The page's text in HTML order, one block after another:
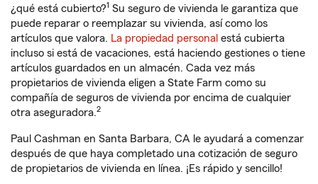
¿qué está cubierto?1 Su seguro de vivienda le garantiza que
puede reparar o reemplazar su vivienda, así como los
artículos que valora. La propiedad personal está cubierta
incluso si está de vacaciones, está haciendo gestiones o tiene
artículos guardados en un almacén. Cada vez más
propietarios de vivienda eligen a State Farm como su
compañía de seguros de vivienda por encima de cualquier
otra aseguradora.2
Paul Cashman en Santa Barbara, CA le ayudará a comenzar
después de que haya completado una cotización de seguro
de propietarios de vivienda en línea. ¡Es rápido y sencillo!